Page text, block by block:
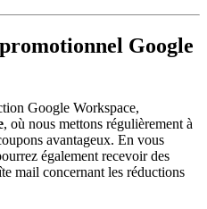
Google
Google Workspace,
, où nous mettons régulièrement à
avantageux. En vous
également recevoir des
mail concernant les réductions